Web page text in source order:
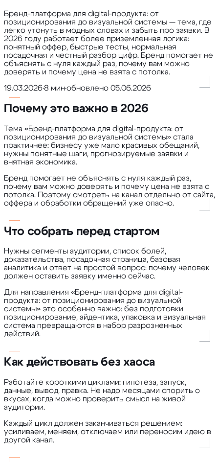
Бренд-платформа для digital-продукта: от
позиционирования до визуальной системы — тема, где
легко утонуть в модных словах и забыть про заявки. В
2026 году работает более приземленная логика:
понятный оффер, быстрые тесты, нормальная
посадочная и честный разбор цифр. Бренд помогает не
объяснять с нуля каждый раз, почему вам можно
доверять и почему цена не взята с потолка.
19.03.2026•8 мин•обновлено 05.06.2026
Почему это важно в 2026
Тема «Бренд-платформа для digital-продукта: от
позиционирования до визуальной системы» стала
практичнее: бизнесу уже мало красивых обещаний,
нужны понятные шаги, прогнозируемые заявки и
внятная экономика.
Бренд помогает не объяснять с нуля каждый раз,
почему вам можно доверять и почему цена не взята с
потолка. Поэтому смотреть на канал отдельно от сайта,
оффера и обработки обращений уже опасно.
Что собрать перед стартом
Нужны сегменты аудитории, список болей,
доказательства, посадочная страница, базовая
аналитика и ответ на простой вопрос: почему человек
должен оставить заявку именно сейчас.
Для направления «Бренд-платформа для digital-
продукта: от позиционирования до визуальной
системы» это особенно важно: без подготовки
позиционирование, айдентика, упаковка и визуальная
система превращаются в набор разрозненных
действий.
Как действовать без хаоса
Работайте короткими циклами: гипотеза, запуск,
данные, вывод, правка. Не надо месяцами спорить о
вкусах, когда можно проверить смысл на живой
аудитории.
Каждый цикл должен заканчиваться решением:
усиливаем, меняем, отключаем или переносим идею в
другой канал.